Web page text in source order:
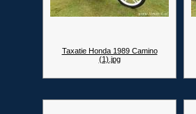
Taxatie Honda 1989 Camino
(1).jpg